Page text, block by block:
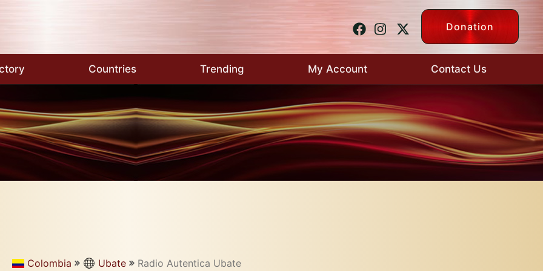
Donation
Countries Trending My Account Contact Us
Colombia Ubate Radio Autentica Ubate